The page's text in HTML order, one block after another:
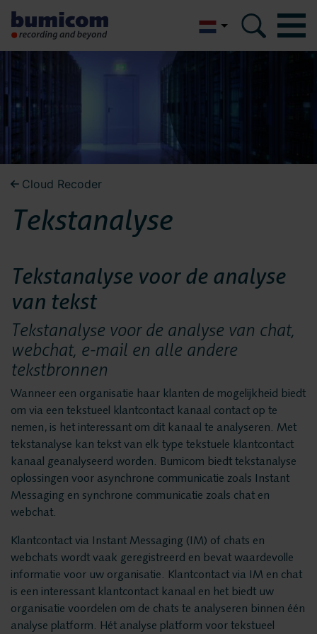
English
Bumicom
Over Bumicom
Bumicom referenties
Bumicom
certificeringen
Privacy en data
security
Vacatures
Oplossingen
Recording
Voice logging
Messaging Recording
Bumicom certificeringen
Privacy en data security
Vacatures
Recording
Voice logging
Messaging Recording
Quality Monitoring
Insights Analytics
Interaction Analytics
Spraakanalyse
Cloud Recorder
Branches
Customer Contact Centers
Financiële Instellingen
Openbare Orde & Veiligheid
Verkeersleiding
Providers
Cloud Recoder
Tekstanalyse
Tekstanalyse voor de analyse
van tekst
Tekstanalyse voor de analyse van chat,
webchat, e-mail en alle andere
tekstbronnen
Wanneer een organisatie haar klanten de mogelijkheid biedt
om via een tekstueel klantcontact kanaal contact op te
nemen, is het interessant om dit kanaal te analyseren. Met
tekstanalyse kan tekst van elk type tekstuele klantcontact
kanaal geanalyseerd worden. Bumicom biedt tekstanalyse
oplossingen voor asynchrone communicatie zoals Instant
Messaging en synchrone communicatie zoals chat en
webchat.
Klantcontact via Instant Messaging (IM) of chats en
webchats wordt vaak geregistreerd en bevat waardevolle
informatie voor uw organisatie. Klantcontact via IM en chat
is een interessant klantcontact kanaal en het biedt uw
organisatie voordelen om de chats te analyseren binnen één
analyse platform. Hét analyse platform voor tekstueel